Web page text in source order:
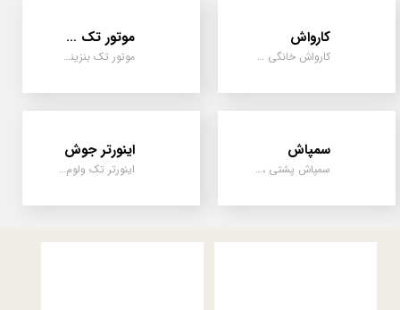
★
کارواش
کارواش خانگی و صنعتی و نیمه صنعتی
موتور تک سیلندر
موتور تک بنزینی ، دیزلی، کارتینگی ، تیلری
سمپاش
سمپاش پشتی ، زمبه ای ، فرغونی ، دستی ، موتوری
اینورتر جوش
اینورتر تک ولوم و دو ولوم امپر بالا